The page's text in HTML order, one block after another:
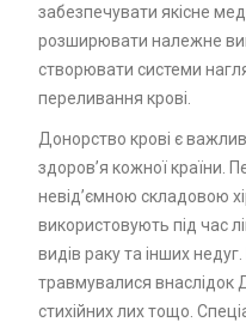
забезпечувати якісне
розширювати належне
створювати системи
переливання крові.
Донорство крові є
здоров’я кожної країни.
невід’ємною складовою
використовують під час
видів раку та інших
травмувалися внаслідок
стихійних лих тощо.